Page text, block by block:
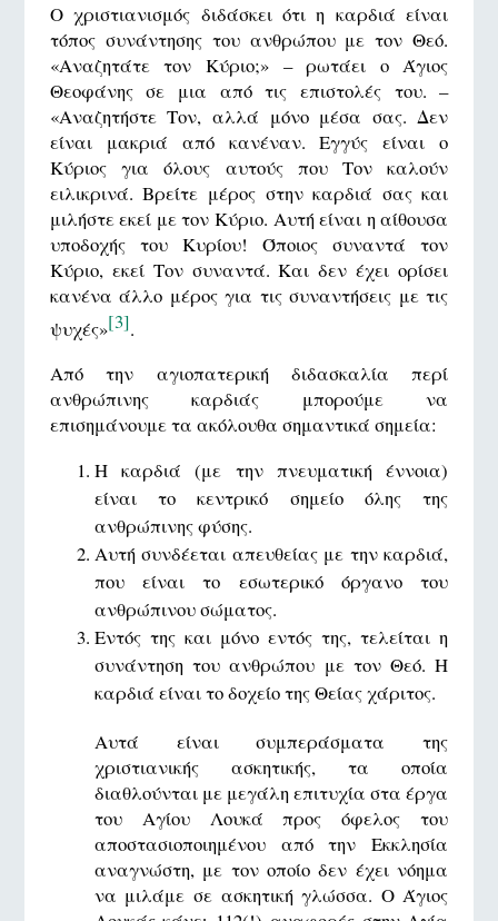
Ο χριστιανισμός διδάσκει ότι η καρδιά είναι
τόπος συνάντησης του ανθρώπου με τον Θεό.
«Αναζητάτε τον Κύριο;» – ρωτάει ο Άγιος
Θεοφάνης σε μια από τις επιστολές του. –
«Αναζητήστε Τον, αλλά μόνο μέσα σας. Δεν
είναι μακριά από κανέναν. Εγγύς είναι ο
Κύριος για όλους αυτούς που Τον καλούν
ειλικρινά. Βρείτε μέρος στην καρδιά σας και
μιλήστε εκεί με τον Κύριο. Αυτή είναι η αίθουσα
υποδοχής του Κυρίου! Όποιος συναντά τον
Κύριο, εκεί Τον συναντά. Και δεν έχει ορίσει
κανένα άλλο μέρος για τις συναντήσεις με τις
ψυχές»[3].
Από την αγιοπατερική διδασκαλία περί
ανθρώπινης καρδιάς μπορούμε να
επισημάνουμε τα ακόλουθα σημαντικά σημεία:
Η καρδιά (με την πνευματική έννοια)
είναι το κεντρικό σημείο όλης της
ανθρώπινης φύσης.
Αυτή συνδέεται απευθείας με την καρδιά,
που είναι το εσωτερικό όργανο του
ανθρώπινου σώματος.
Εντός της και μόνο εντός της, τελείται η
συνάντηση του ανθρώπου με τον Θεό. Η
καρδιά είναι το δοχείο της Θείας χάριτος.
Αυτά είναι συμπεράσματα της
χριστιανικής ασκητικής, τα οποία
διαθλούνται με μεγάλη επιτυχία στα έργα
του Αγίου Λουκά προς όφελος του
αποστασιοποιημένου από την Εκκλησία
αναγνώστη, με τον οποίο δεν έχει νόημα
να μιλάμε σε ασκητική γλώσσα. Ο Άγιος